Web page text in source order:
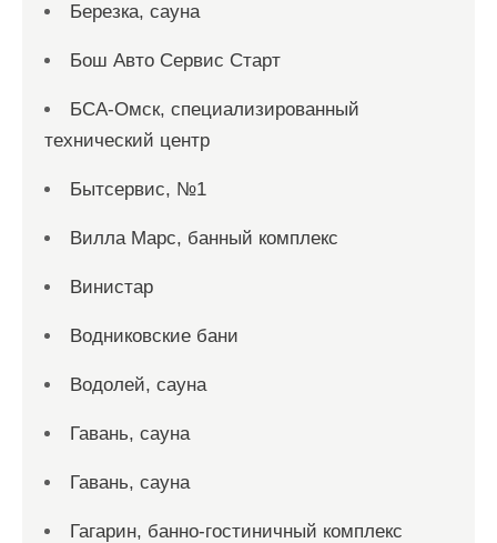
Березка, сауна
Бош Авто Сервис Старт
БСА-Омск, специализированный
технический центр
Бытсервис, №1
Вилла Марс, банный комплекс
Винистар
Водниковские бани
Водолей, сауна
Гавань, сауна
Гавань, сауна
Гагарин, банно-гостиничный комплекс